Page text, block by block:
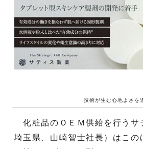
技術が生む心地よさを
化粧品のＯＥＭ供給を行うサ
埼玉県、山崎智士社長）はこの